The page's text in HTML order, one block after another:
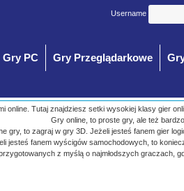
Username
Gry PC Gry Przeglądarkowe
online. Tutaj znajdziesz setki wysokiej klasy gier
Gry online, to proste gry, ale też
gry, to zagraj w gry 3D. Jeżeli jesteś fanem gier
jesteś fanem wyścigów samochodowych, to
z myślą o najmłodszych graczach,